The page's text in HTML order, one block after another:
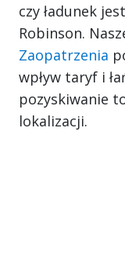
czy ładunek
Robinson.
Zaopatrzenia
wpływ taryf i
pozyskiwanie
lokalizacji.